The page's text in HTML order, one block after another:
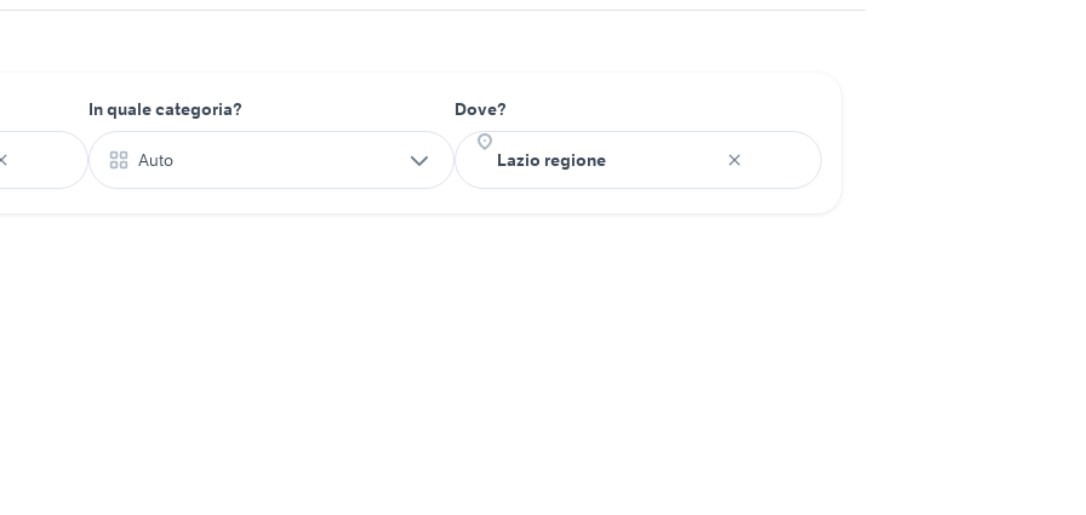
In quale categoria?
Auto
Dove?